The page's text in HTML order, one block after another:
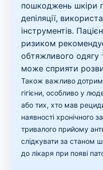
пошкоджень шкіри
депіляції,
інструментів.
ризиком
обтяжливого одягу
може сприяти
Також важливо
гігієни, особливо у
або тих, хто мав
наявності хронічного
тривалого прийому
слідкувати за станом
до лікаря при появі